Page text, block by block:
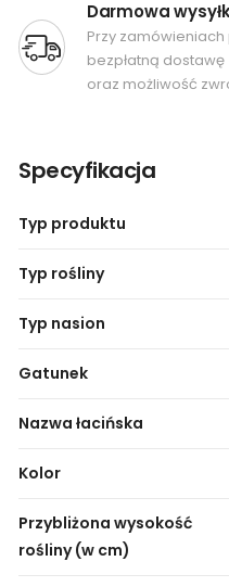
Darmowa
Przy zamówieniach
bezpłatną dostawę
oraz możliwość
Specyfikacja
Typ produktu
Typ rośliny
Typ nasion
Gatunek
Nazwa łacińska
Kolor
Przybliżona wysokość
rośliny (w cm)